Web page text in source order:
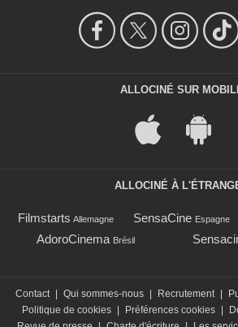
ALLOCINÉ SUR
ALLOCINÉ À
Filmstarts Allemagne SensaCine Espagne
AdoroCinema Brésil
Contact | Qui sommes-nous | Recrutement |
Politique de cookies | Préférences cookies |